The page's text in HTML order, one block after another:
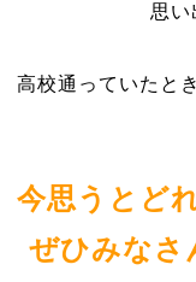
思い
高校通っていたと
今思うとど
ぜひみなさ